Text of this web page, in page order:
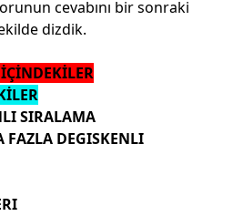
cevabını bir sonraki
dizdik.
SIRALAMA
FAZLA DEGISKENLI